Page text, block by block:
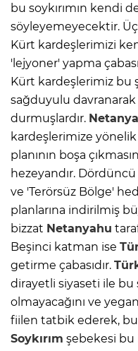
bu soykırımın kendi
söyleyemeyecektir.
Kürt kardeşlerimizi
'lejyoner' yapma
Kürt kardeşlerimiz bu
sağduyulu
durmuşlardır.
kardeşlerimize
planının boşa
hezeyandır.
ve 'Terörsüz Bölge'
planlarına indirilmiş
bizzat Netanyahu
Beşinci katman ise
getirme çabasıdır.
dirayetli siyaseti ile bu
olmayacağını ve
fiilen tatbik ederek,
Soykırım şebekesi bu